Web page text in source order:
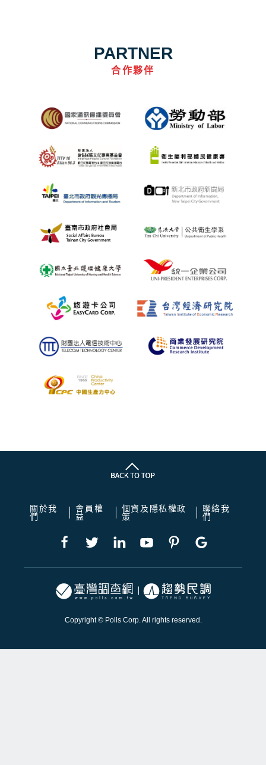
PARTNER
合作夥伴
關於我
們
會員權
益
個資及隱私權政
策
聯絡我
們
Copyright © Polls Corp. All rights reserved.